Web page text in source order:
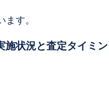
す。
施状況と査定タイミ